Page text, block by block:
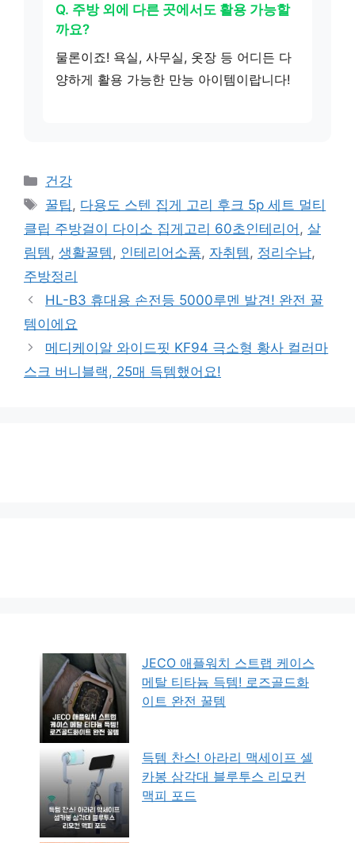
Q. 주방 외에 다른 곳에서도 활용 가능할
까요?
물론이죠! 욕실, 사무실, 옷장 등 어디든 다
양하게 활용 가능한 만능 아이템이랍니다!
카
테
리
건강
태
그
꿀팁, 다용도 스텐 집게 고리 후크 5p 세트 멀티
클립 주방걸이 다이소 집게고리 60초인테리어 , 살
림템, 생활꿀템, 인테리어소품, 자취템, 정리수납,
주방정리
HL-B3 휴대용 손전등 5000루멘 발견! 완전 꿀
템이에요
메디케이알 와이드핏 KF94 극소형 황사 컬러마
스크 버니블랙, 25매 득템했어요!
JECO 애플워치 스트랩 케이스
메탈 티타늄 득템! 로즈골드화
이트 완전 꿀템
득템 찬스! 아라리 맥세이프 셀
카봉 삼각대 블루투스 리모컨
맥피 포드